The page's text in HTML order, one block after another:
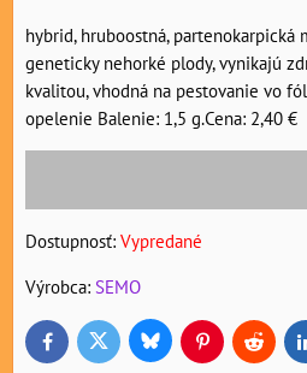
hybrid, hruboostná, partenokarpická
geneticky nehorké plody, vynikajú
kvalitou, vhodná na pestovanie vo
opelenie Balenie: 1,5 g.Cena: 2,40 €
Dostupnosť: Vypredané
Výrobca: SEMO
FacebookTwitter BlueskyPinterestReddit